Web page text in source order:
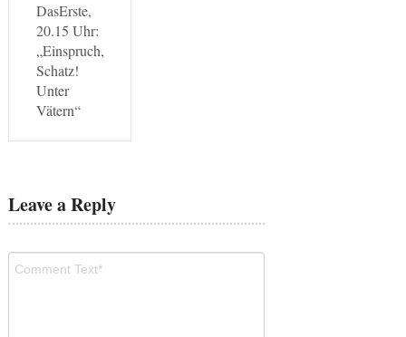
DasErste,
20.15 Uhr:
„Einspruch,
Schatz!
Unter
Vätern“
Leave a Reply